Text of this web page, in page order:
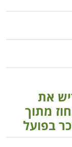
את
מתוך
בפועל